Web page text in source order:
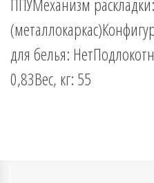
для белья:
0,83Вес, кг: 55